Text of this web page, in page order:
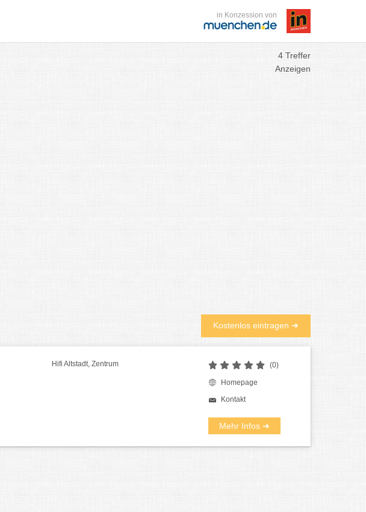
in Konzession von
4 Treffer
Anzeigen
Kostenlos eintragen ➜
Hifi Altstadt, Zentrum (0)
Homepage
Kontakt
Mehr Infos ➜